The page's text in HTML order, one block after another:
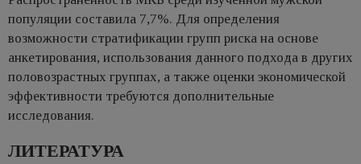
популяции составила 7,7%. Для определения
возможности стратификации групп риска на основе
анкетирования, использования данного подхода в других
половозрастных группах, а также оценки экономической
эффективности требуются дополнительные
исследования.
ЛИТЕРАТУРА